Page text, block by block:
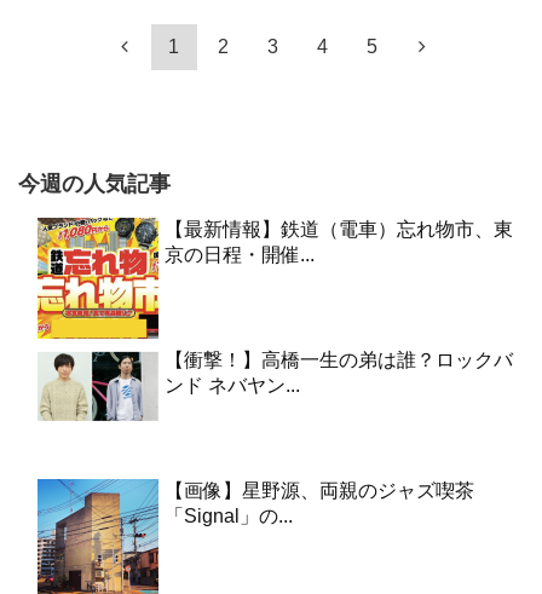
1 2 3 4 5
今週の人気記事
【最新情報】鉄道（電車）忘れ物市、東
京の日程・開催...
【衝撃！】高橋一生の弟は誰？ロックバ
ンド ネバヤン...
【画像】星野源、両親のジャズ喫茶
「Signal」の...